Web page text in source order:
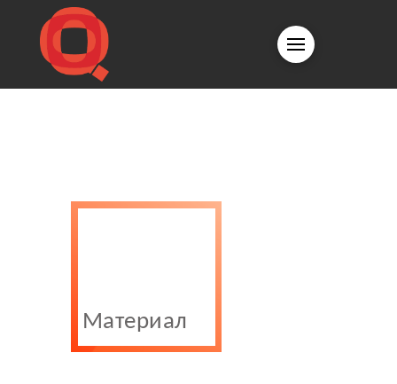
Материал